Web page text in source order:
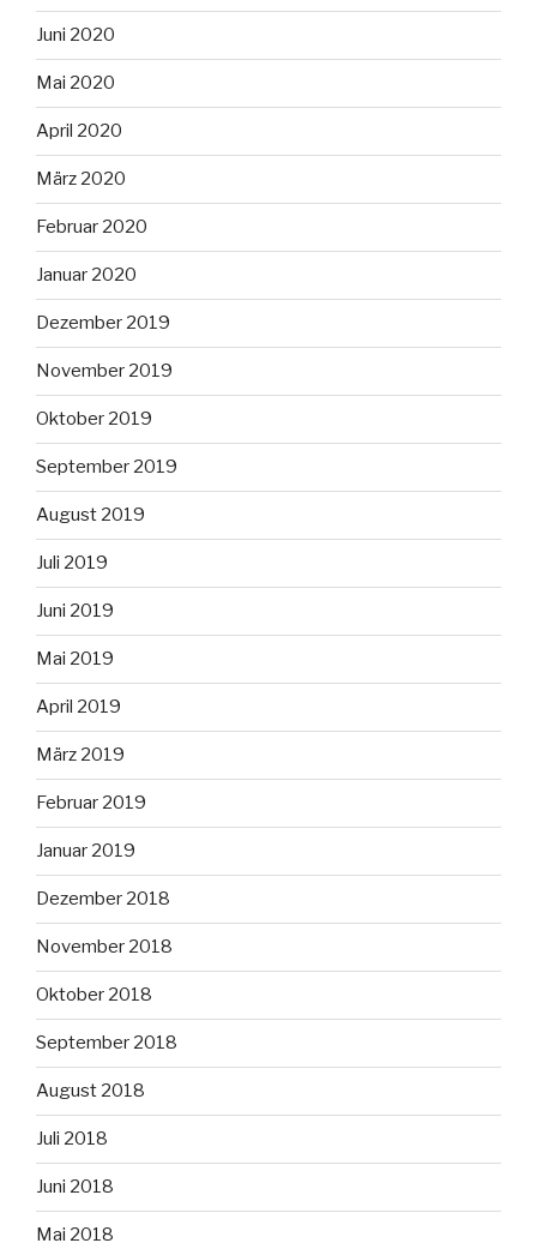
Juni 2020
Mai 2020
April 2020
März 2020
Februar 2020
Januar 2020
Dezember 2019
November 2019
Oktober 2019
September 2019
August 2019
Juli 2019
Juni 2019
Mai 2019
April 2019
März 2019
Februar 2019
Januar 2019
Dezember 2018
November 2018
Oktober 2018
September 2018
August 2018
Juli 2018
Juni 2018
Mai 2018